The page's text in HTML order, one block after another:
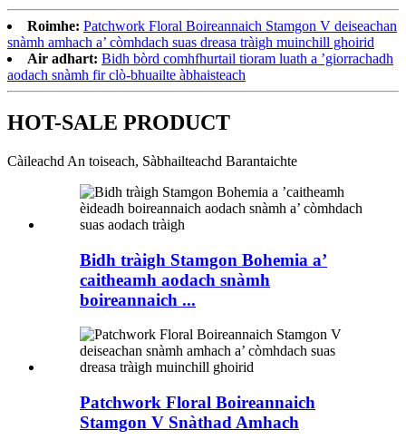
Roimhe: Patchwork Floral Boireannaich Stamgon V deiseachan
snàmh amhach a’ còmhdach suas dreasa tràigh muinchill ghoirid
Air adhart: Bidh bòrd comhfhurtail tioram luath a ’giorrachadh
aodach snàmh fir clò-bhuailte àbhaisteach
HOT-SALE PRODUCT
Càileachd An toiseach, Sàbhailteachd Barantaichte
Bidh tràigh Stamgon Bohemia a’
caitheamh aodach snàmh
boireannaich ...
Patchwork Floral Boireannaich
Stamgon V Snàthad Amhach